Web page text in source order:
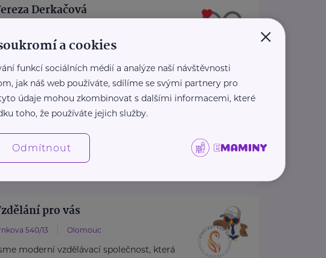
Derkačová
"Věřím, že ti, kteří pomáhají,
zaslouží podporu a prostor pro
růst."
Jsem lidská koučka zaměřená na ...
https://www.terezaderkacova.cz/
+420 728 234 323
terder@post.cz
pro vás
540/13 Olomouc
moderní vzdělávací společnost, která
×
a cookies
funkcí sociálních médií a analýze naší návštěvnosti
jak náš web používáte, sdílíme se svými partnery pro
údaje mohou zkombinovat s dalšími informacemi, které
toho, že používáte jejich služby.
Odmítnout